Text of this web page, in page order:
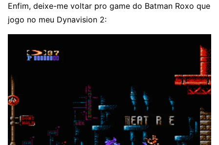
Enfim, deixe-me voltar pro game do Batman Roxo que
jogo no meu Dynavision 2: